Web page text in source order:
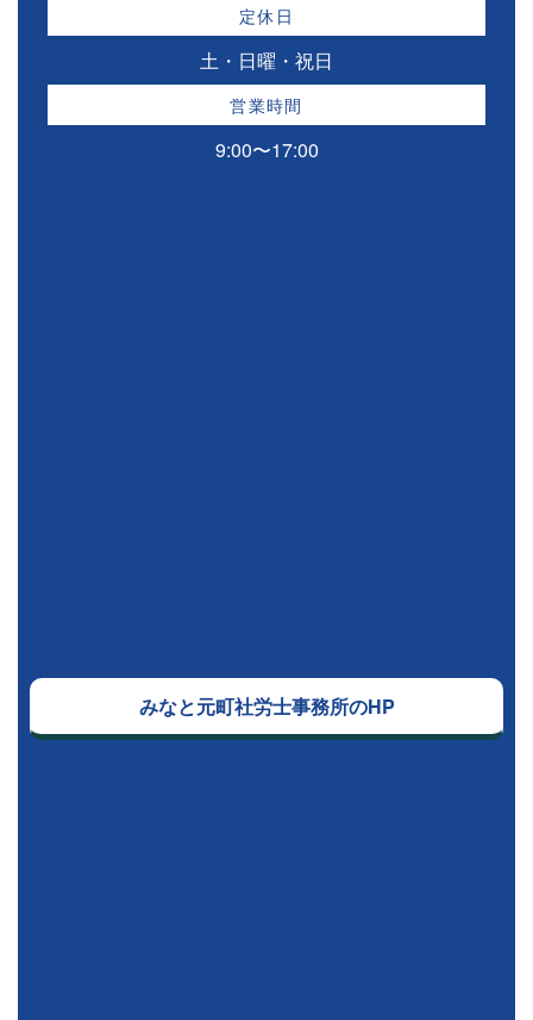
定休日
土・日曜・祝日
営業時間
9:00〜17:00
みなと元町社労士事務所のHP